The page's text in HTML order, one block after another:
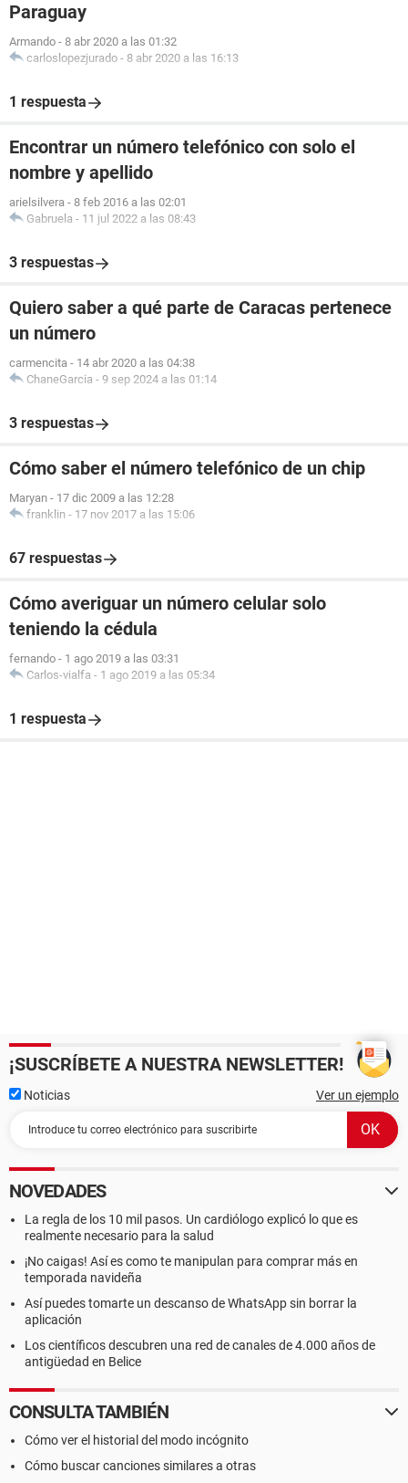
Paraguay
Armando - 8 abr 2020 a las 01:32
carloslopezjurado - 8 abr 2020 a las 16:13
1 respuesta
Encontrar un número telefónico con solo el
nombre y apellido
arielsilvera - 8 feb 2016 a las 02:01
Gabruela - 11 jul 2022 a las 08:43
3 respuestas
Quiero saber a qué parte de Caracas pertenece
un número
carmencita - 14 abr 2020 a las 04:38
ChaneGarcia - 9 sep 2024 a las 01:14
3 respuestas
Cómo saber el número telefónico de un chip
Maryan - 17 dic 2009 a las 12:28
franklin - 17 nov 2017 a las 15:06
67 respuestas
Cómo averiguar un número celular solo
teniendo la cédula
fernando - 1 ago 2019 a las 03:31
Carlos-vialfa - 1 ago 2019 a las 05:34
1 respuesta
¡SUSCRÍBETE A NUESTRA NEWSLETTER!
Noticias Ver un ejemplo
NOVEDADES
La regla de los 10 mil pasos. Un cardiólogo explicó lo que es
realmente necesario para la salud
¡No caigas! Así es como te manipulan para comprar más en
temporada navideña
Así puedes tomarte un descanso de WhatsApp sin borrar la
aplicación
Los científicos descubren una red de canales de 4.000 años de
antigüedad en Belice
CONSULTA TAMBIÉN
Cómo ver el historial del modo incógnito
Cómo buscar canciones similares a otras